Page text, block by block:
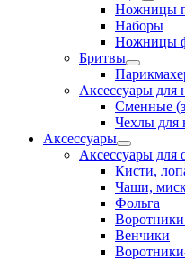
Ножницы
Наборы
Ножницы
Бритвы
Аксессуары для
Сменные
Чехлы для
Аксессуары
Аксессуары для
Кисти,
Чаши,
Фольга
Венчики